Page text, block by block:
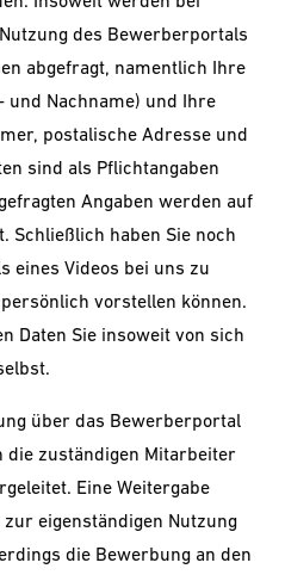
des Bewerberportals
abgefragt, namentlich Ihre
und Nachname) und Ihre
postalische Adresse und
sind als Pflichtangaben
Angaben werden auf
Schließlich haben Sie noch
eines Videos bei uns zu
vorstellen können.
Daten Sie insoweit von sich
über das Bewerberportal
die zuständigen Mitarbeiter
Eine Weitergabe
eigenständigen Nutzung
die Bewerbung an den